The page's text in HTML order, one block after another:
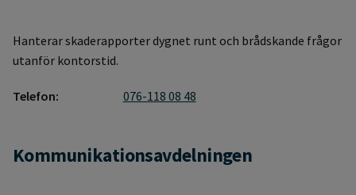
Hanterar skaderapporter dygnet runt och brådskande frågor
utanför kontorstid.
Telefon: 076-118 08 48
Kommunikationsavdelningen